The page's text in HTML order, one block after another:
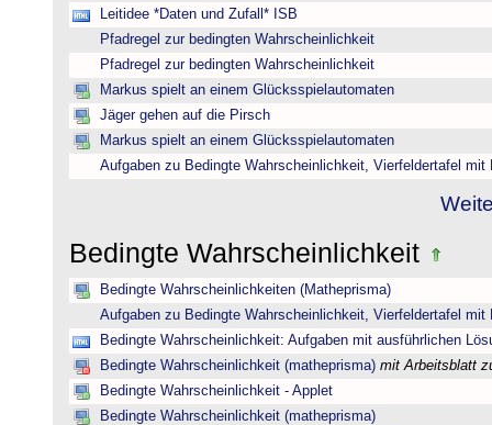
Leitidee *Daten und Zufall* ISB
Pfadregel zur bedingten Wahrscheinlichkeit
Pfadregel zur bedingten Wahrscheinlichkeit
Markus spielt an einem Glücksspielautomaten
Jäger gehen auf die Pirsch
Markus spielt an einem Glücksspielautomaten
Aufgaben zu Bedingte Wahrscheinlichkeit, Vierfeldertafel mit
Bedingte Wahrscheinlichkeit
Bedingte Wahrscheinlichkeiten (Matheprisma)
Aufgaben zu Bedingte Wahrscheinlichkeit, Vierfeldertafel mit
Bedingte Wahrscheinlichkeit: Aufgaben mit ausführlichen
Bedingte Wahrscheinlichkeit (matheprisma) mit Arbeitsblatt
Bedingte Wahrscheinlichkeit - Applet
Bedingte Wahrscheinlichkeit (matheprisma)